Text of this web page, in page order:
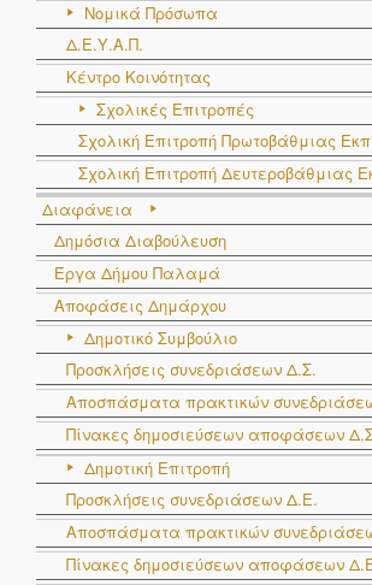
Νομικά Πρόσωπα
Δ.Ε.Υ.Α.Π.
Κέντρο Κοινότητας
Σχολικές Επιτροπές
Σχολική Επιτροπή Πρωτοβάθμιας
Σχολική Επιτροπή Δευτεροβάθμιας
Διαφάνεια
Δημόσια Διαβούλευση
Έργα Δήμου Παλαμά
Αποφάσεις Δημάρχου
Δημοτικό Συμβούλιο
Προσκλήσεις συνεδριάσεων Δ.Σ.
Αποσπάσματα πρακτικών
Πίνακες δημοσιεύσεων αποφάσεων
Δημοτική Επιτροπή
Προσκλήσεις συνεδριάσεων Δ.Ε.
Αποσπάσματα πρακτικών
Πίνακες δημοσιεύσεων αποφάσεων